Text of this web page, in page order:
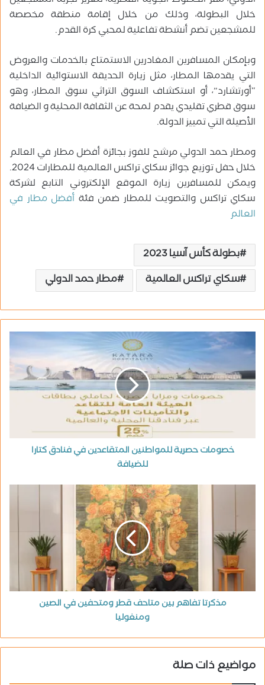
خلال البطولة، وذلك من خلال إقامة منطقة مخصصة
للمشجعين تضم أنشطة تفاعلية لمحبي كرة القدم.
وبإمكان المسافرين المغادرين الاستمتاع بالخدمات والعروض
التي يقدمها المطار، مثل زيارة الحديقة الاستوائية الداخلية
“أورتشارد”، أو استكشاف السوق التراثي سوق المطار، وهو
سوق قطري تقليدي يقدم لمحة عن الثقافة المحلية و الضيافة
الأصيلة التي تمييز الدولة.
ومطار حمد الدولي مرشح للفوز بجائزة أفضل مطار في العالم
خلال حفل توزيع جوائز سكاي تراكس العالمية للمطارات 2024.
ويمكن للمسافرين زيارة الموقع الإلكتروني التابع لشركة
سكاي تراكس والتصويت للمطار ضمن فئة أفضل مطار في
العالم
بطولة كأس آسيا 2023
سكاي تراكس العالمية
مطار حمد الدولي
خصومات حصرية للمواطنين المتقاعدين في فنادق كتارا
للضيافة
مذكرتا تفاهم بين متاحف قطر ومتحفين في الصين
ومنغوليا
مواضيع ذات صلة